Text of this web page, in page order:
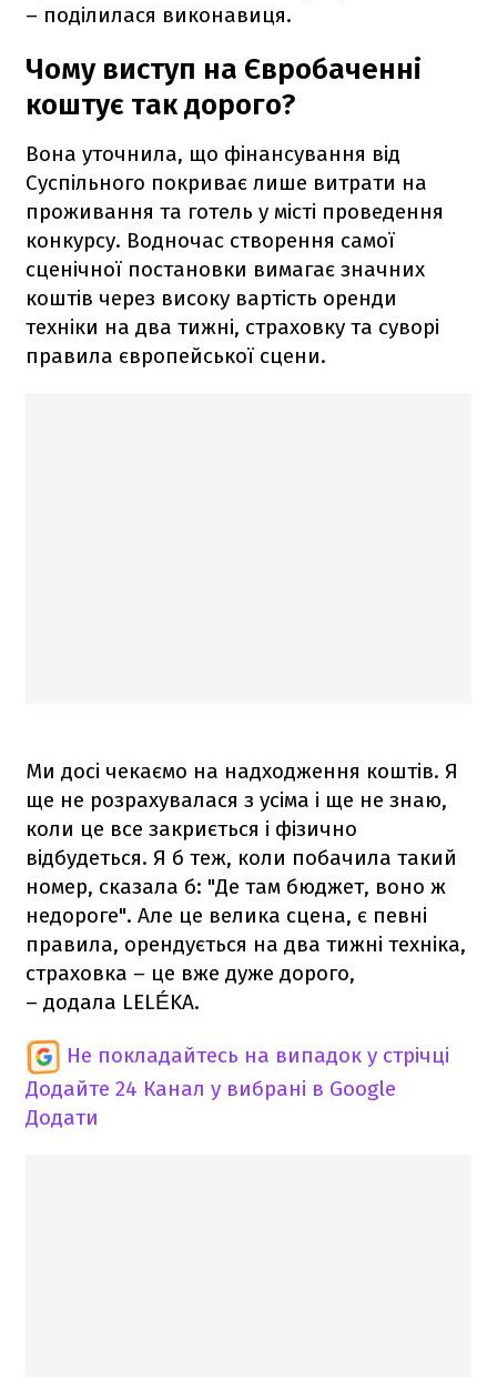
– поділилася виконавиця.
Чому виступ на Євробаченні
коштує так дорого?
Вона уточнила, що фінансування від
Суспільного покриває лише витрати на
проживання та готель у місті проведення
конкурсу. Водночас створення самої
сценічної постановки вимагає значних
коштів через високу вартість оренди
техніки на два тижні, страховку та суворі
правила європейської сцени.
Ми досі чекаємо на надходження коштів. Я
ще не розрахувалася з усіма і ще не знаю,
коли це все закриється і фізично
відбудеться. Я б теж, коли побачила такий
номер, сказала б: "Де там бюджет, воно ж
недороге". Але це велика сцена, є певні
правила, орендується на два тижні техніка,
страховка – це вже дуже дорого,
– додала LELÉKA.
Не покладайтесь на випадок у стрічці
Додайте 24 Канал у вибрані в Google
Додати